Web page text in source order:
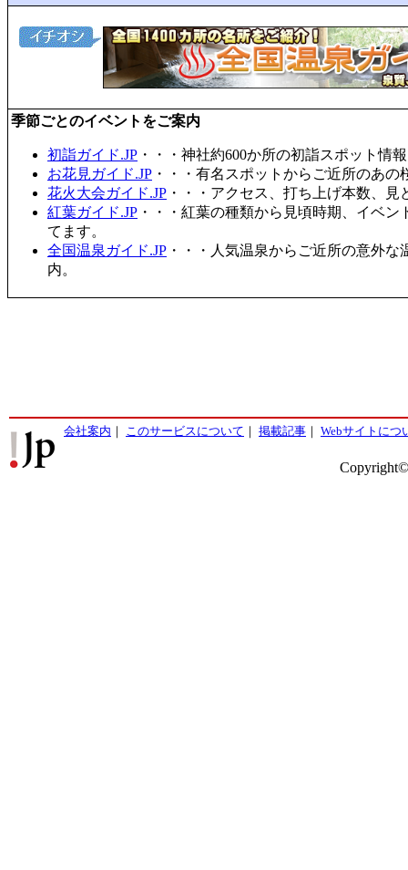
季節ごとのイベントをご案内
初詣ガイド.JP ・・・神社約600か所の初詣スポット情
お花見ガイド.JP ・・・有名スポットからご近所のあ
花火大会ガイド.JP ・・・アクセス、打ち上げ本数、
紅葉ガイド.JP ・・・紅葉の種類から見頃時期、イベ
てます。
全国温泉ガイド.JP ・・・人気温泉からご近所の意外
内。
会社案内 ｜ このサービスについて ｜ 掲載記事 ｜ Webサイトにつ